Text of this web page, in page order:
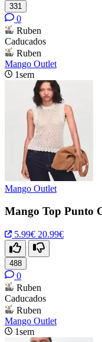
331
0
Ruben
Caducados
Ruben
Mango Outlet
1sem
Mango Outlet
Mango Top Punto
5.99€ 20.99€
488
0
Ruben
Caducados
Ruben
Mango Outlet
1sem